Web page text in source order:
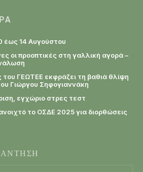
έως 14 Αυγούστου
οι προοπτικές στη γαλλική αγορά –
ΓΕΩΤΕΕ εκφράζει τη βαθιά θλίψη
Γιώργου Σηφογιαννάκη
εγχώριο στρες τεστ
το ΟΣΔΕ 2025 για διορθώσεις